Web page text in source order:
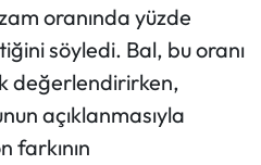
oranında yüzde
söyledi. Bal, bu oranı
değerlendirirken,
açıklanmasıyla
farkının